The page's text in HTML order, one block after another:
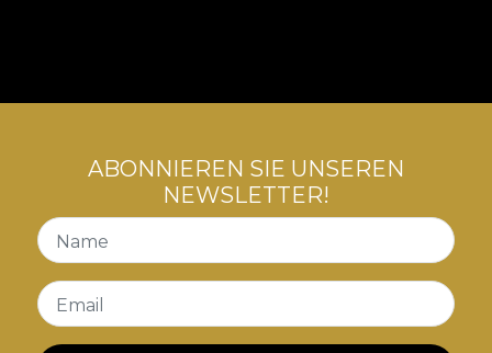
ABONNIEREN SIE UNSEREN
NEWSLETTER!
Name
Email